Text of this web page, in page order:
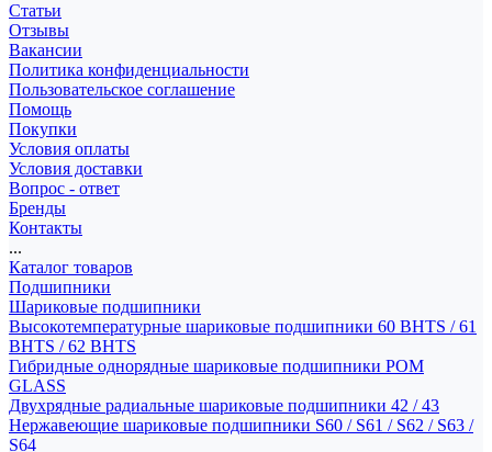
Статьи
Отзывы
Вакансии
Политика конфиденциальности
Пользовательское соглашение
Помощь
Покупки
Условия оплаты
Условия доставки
Вопрос - ответ
Бренды
Контакты
...
Каталог товаров
Подшипники
Шариковые подшипники
Высокотемпературные шариковые подшипники 60 BHTS / 61
BHTS / 62 BHTS
Гибридные однорядные шариковые подшипники POM
GLASS
Двухрядные радиальные шариковые подшипники 42 / 43
Нержавеющие шариковые подшипники S60 / S61 / S62 / S63 /
S64